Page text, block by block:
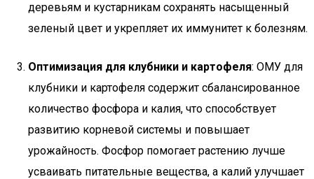
деревьям и кустарникам сохранять насыщенный
зеленый цвет и укрепляет их иммунитет к болезням.
Оптимизация для клубники и картофеля: ОМУ для
клубники и картофеля содержит сбалансированное
количество фосфора и калия, что способствует
развитию корневой системы и повышает
урожайность. Фосфор помогает растению лучше
усваивать питательные вещества, а калий улучшает